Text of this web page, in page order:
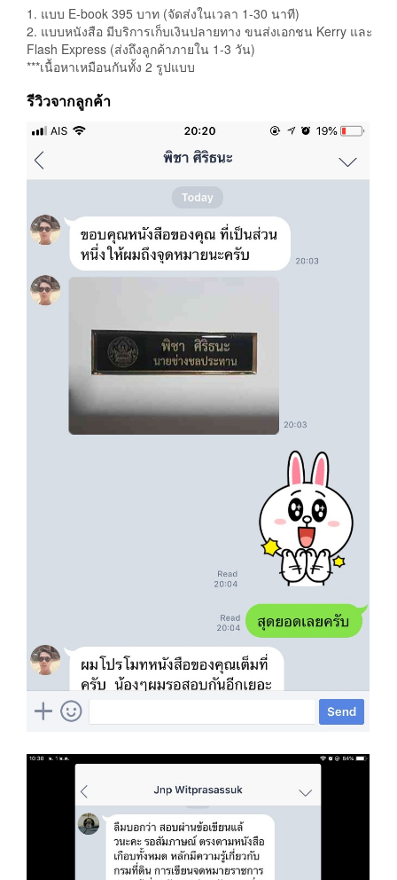
1. แบบ E-book 395 บาท (จัดส่งในเวลา 1-30 นาที)
2. แบบหนังสือ มีบริการเก็บเงินปลายทาง ขนส่งเอกชน Kerry และ
Flash Express (ส่งถึงลูกค้าภายใน 1-3 วัน)
***เนื้อหาเหมือนกันทั้ง 2 รูปแบบ
รีวิวจากลูกค้า